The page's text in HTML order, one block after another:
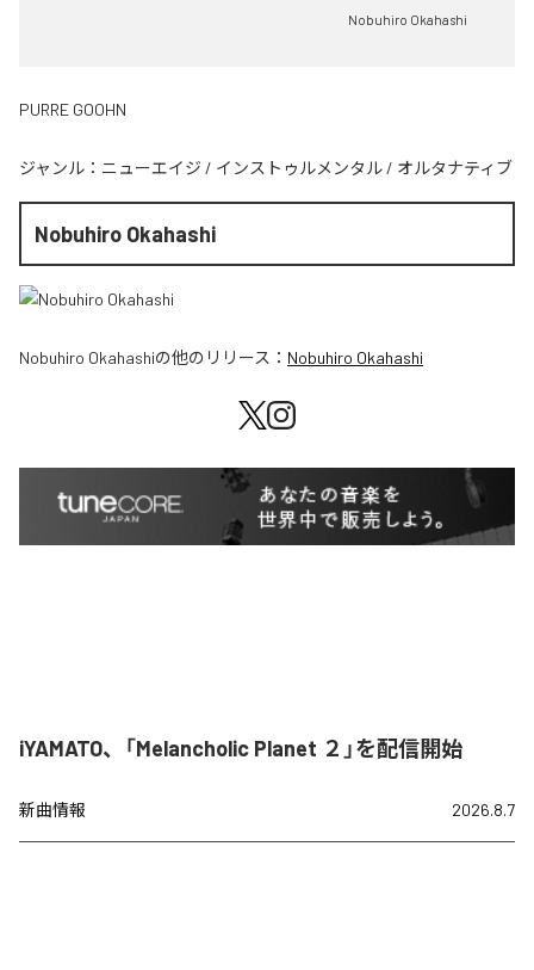
Nobuhiro Okahashi
PURRE GOOHN
ジャンル： ニューエイジ / インストゥルメンタル / オルタナティブ
Nobuhiro Okahashi
Nobuhiro Okahashiの他のリリース： Nobuhiro Okahashi
iYAMATO、「Melancholic Planet ２」を配信開始
新曲情報 2026.8.7